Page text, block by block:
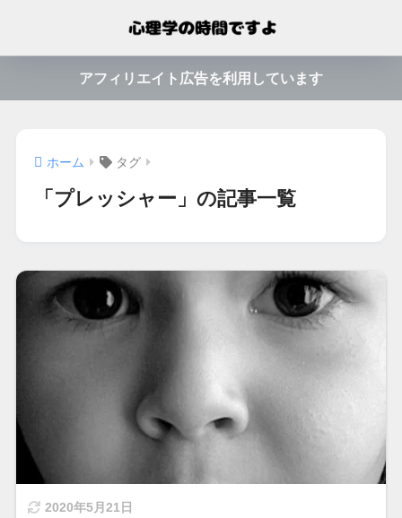
アフィリエイト広告を利用しています
ホーム タグ
「プレッシャー」の記事一覧
2020年5月21日